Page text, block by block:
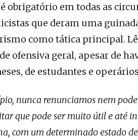
obrigatório em todas as
que deram uma
como tática principal.
ofensiva geral, apesar de
de estudantes e
nunca renunciamos nem
que pode ser muito útil e até
com um determinado estado